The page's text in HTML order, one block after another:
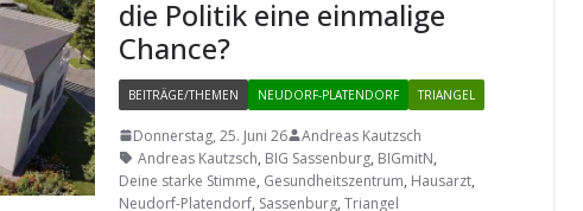
die Poli­tik eine ein­ma­lige
Chance?
BEITRÄGE/THEMEN NEUDORF-PLATENDORF TRIANGEL
Donnerstag, 25. Juni 26
Andreas Kautzsch
Andreas Kautzsch, BIG Sassenburg, BIGmitN,
Deine starke Stimme, Gesundheitszentrum, Hausarzt,
Neudorf-Platendorf, Sassenburg, Triangel